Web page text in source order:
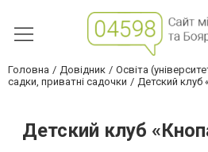
Головна Довідник Освіта
садки, приватні садочки
Детский клуб
Детский клуб